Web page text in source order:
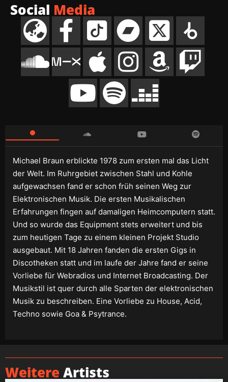
Social Media
Michael Braun erblickte 1978 zum ersten mal das Licht
der Welt. Im Ruhrgebiet zwischen Stahl und Kohle
aufgewachsen fand er schon früh seinen Weg zur
Elektronischen Musik. Die ersten Musikalischen
Erfahrungen fingen auf damaligen Heimcomputern statt.
Und so wurde das Equipment stets erweitert und bis
zum heutigen Tage zu einem kleinen Projekt Studio
ausgebaut. Mit 18 Jahren fanden die ersten Gigs in
Discotheken statt und im laufe der Jahre fand er seine
Vorliebe für Webradios und Internet Broadcasting. Der
Musikstil ist quer durch alle Sparten der elektronischen
Musik zu beschreiben. Eine Vorliebe zu House, Acid,
Techno sowie Goa & Psytrance.
Weitere Artists